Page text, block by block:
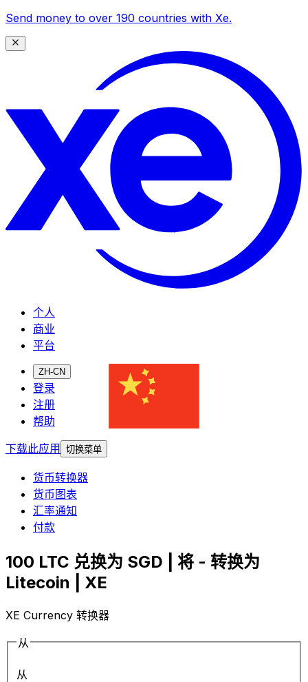
Send money to over 190 countries with Xe.
个人
商业
平台
ZH-CN
登录
注册
帮助
下载此应用
切换菜单
货币转换器
货币图表
汇率通知
付款
100 LTC 兑换为 SGD | 将 - 转换为
Litecoin | XE
XE Currency 转换器
从
从